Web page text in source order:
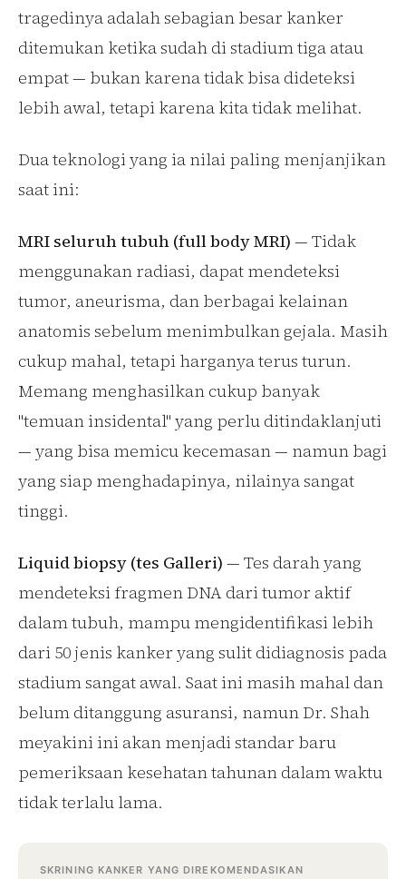
tragedinya adalah sebagian besar kanker
ditemukan ketika sudah di stadium tiga atau
empat — bukan karena tidak bisa dideteksi
lebih awal, tetapi karena kita tidak melihat.
Dua teknologi yang ia nilai paling menjanjikan
saat ini:
MRI seluruh tubuh (full body MRI) — Tidak
menggunakan radiasi, dapat mendeteksi
tumor, aneurisma, dan berbagai kelainan
anatomis sebelum menimbulkan gejala. Masih
cukup mahal, tetapi harganya terus turun.
Memang menghasilkan cukup banyak
"temuan insidental" yang perlu ditindaklanjuti
— yang bisa memicu kecemasan — namun bagi
yang siap menghadapinya, nilainya sangat
tinggi.
Liquid biopsy (tes Galleri) — Tes darah yang
mendeteksi fragmen DNA dari tumor aktif
dalam tubuh, mampu mengidentifikasi lebih
dari 50 jenis kanker yang sulit didiagnosis pada
stadium sangat awal. Saat ini masih mahal dan
belum ditanggung asuransi, namun Dr. Shah
meyakini ini akan menjadi standar baru
pemeriksaan kesehatan tahunan dalam waktu
tidak terlalu lama.
SKRINING KANKER YANG DIREKOMENDASIKAN